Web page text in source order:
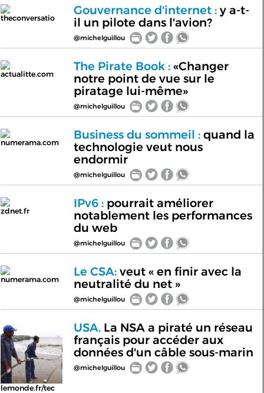
theconversatio
Gouvernance d'internet :y a-t-
il un pilote dans l'avion?
@michelguillou
actualitte.com
The Pirate Book :«Changer
notre point de vue sur le
piratage lui-même»
@michelguillou
numerama.com
Business du sommeil :quand la
technologie veut nous
endormir
@michelguillou
zdnet.fr
IPv6 :pourrait améliorer
notablement les performances
du web
@michelguillou
numerama.com
Le CSA:veut « en finir avec la
neutralité du net »
@michelguillou
lemonde.fr/tec
USA.La NSA a piraté un réseau
français pour accéder aux
données d'un câble sous-marin
@michelguillou